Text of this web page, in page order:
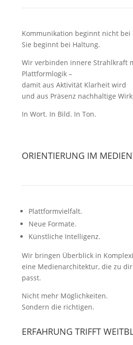
Kommunikation beginnt nicht bei
Sie beginnt bei Haltung.
Wir verbinden innere Strahlkraft
Plattformlogik –
damit aus Aktivität Klarheit wird
und aus Präsenz nachhaltige
In Wort. In Bild. In Ton.
ORIENTIERUNG IM
Plattformvielfalt.
Neue Formate.
Künstliche Intelligenz.
Wir bringen Überblick in
eine Medienarchitektur, die zu
passt.
Nicht mehr Möglichkeiten.
Sondern die richtigen.
ERFAHRUNG TRIFFT